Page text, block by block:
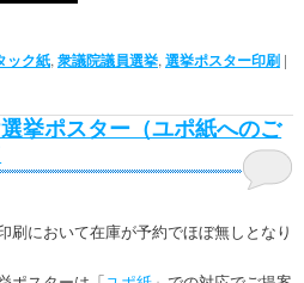
ック紙, 衆議院議員選挙, 選挙ポスター印刷 |
挙ポスター（ユポ紙へのご
刷において在庫が予約でほぼ無しとなり